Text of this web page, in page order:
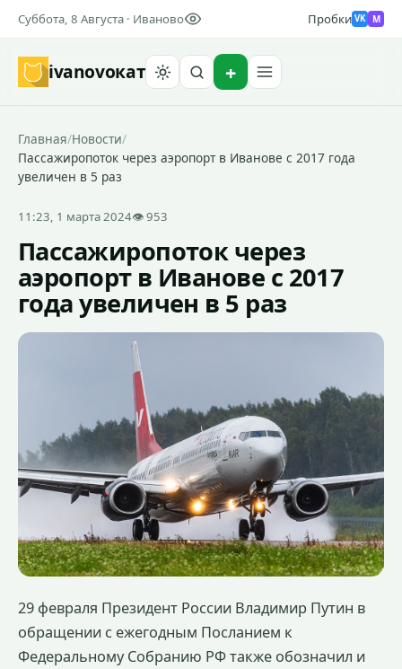
Суббота, 8 Августа · Иваново Пробки VK M
ivanovoкат
Главная/Новости/
Пассажиропоток через аэропорт в Иванове с 2017 года
увеличен в 5 раз
11:23, 1 марта 2024👁 953
Пассажиропоток через
аэропорт в Иванове с 2017
года увеличен в 5 раз
29 февраля Президент России Владимир Путин в
обращении с ежегодным Посланием к
Федеральному Собранию РФ также обозначил и